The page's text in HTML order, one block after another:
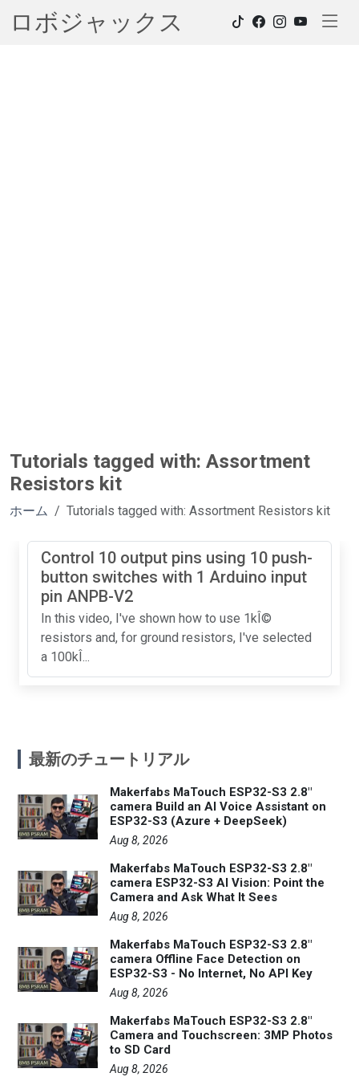
ロボジャックス
Tutorials tagged with: Assortment
Resistors kit
ホーム Tutorials tagged with: Assortment Resistors kit
Control 10 output pins using 10 push-
button switches with 1 Arduino input
pin ANPB-V2
In this video, I've shown how to use 1kÎ©
resistors and, for ground resistors, I've selected
a 100kÎ...
最新のチュートリアル
Makerfabs MaTouch ESP32-S3 2.8"
camera Build an AI Voice Assistant on
ESP32-S3 (Azure + DeepSeek)
Aug 8, 2026
Makerfabs MaTouch ESP32-S3 2.8"
camera ESP32-S3 AI Vision: Point the
Camera and Ask What It Sees
Aug 8, 2026
Makerfabs MaTouch ESP32-S3 2.8"
camera Offline Face Detection on
ESP32-S3 - No Internet, No API Key
Aug 8, 2026
Makerfabs MaTouch ESP32-S3 2.8"
Camera and Touchscreen: 3MP Photos
to SD Card
Aug 8, 2026